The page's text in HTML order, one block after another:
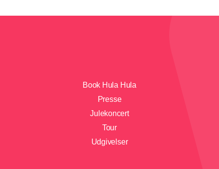
Book Hula Hula
Presse
Julekoncert
Tour
Udgivelser